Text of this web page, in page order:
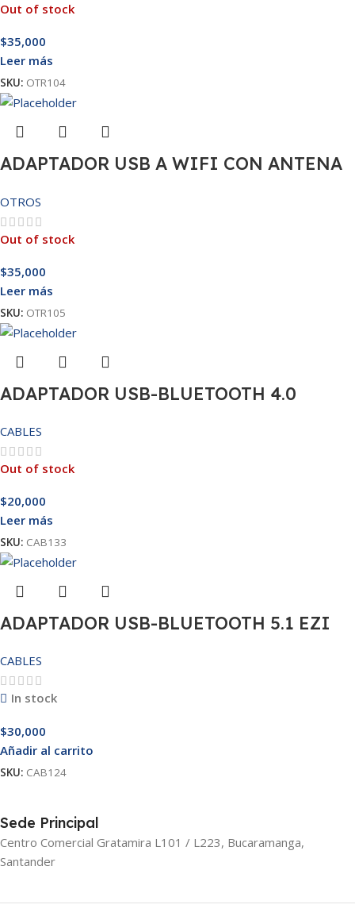
Out of stock
$35,000
Leer más
SKU: OTR104
ADAPTADOR USB A WIFI CON ANTENA
OTROS
Out of stock
$35,000
Leer más
SKU: OTR105
ADAPTADOR USB-BLUETOOTH 4.0
CABLES
Out of stock
$20,000
Leer más
SKU: CAB133
ADAPTADOR USB-BLUETOOTH 5.1 EZI
CABLES
In stock
$30,000
Añadir al carrito
SKU: CAB124
Sede Principal
Centro Comercial Gratamira L101 / L223, Bucaramanga,
Santander